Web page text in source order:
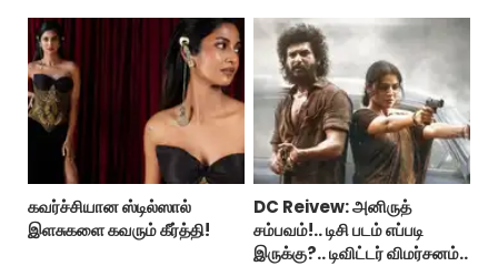
கவர்ச்சியான ஸ்டில்ஸால்
இளசுகளை கவரும் கீர்த்தி!
DC Reivew: அனிருத்
சம்பவம்!.. டிசி படம் எப்படி
இருக்கு?.. டிவிட்டர் விமர்சனம்..